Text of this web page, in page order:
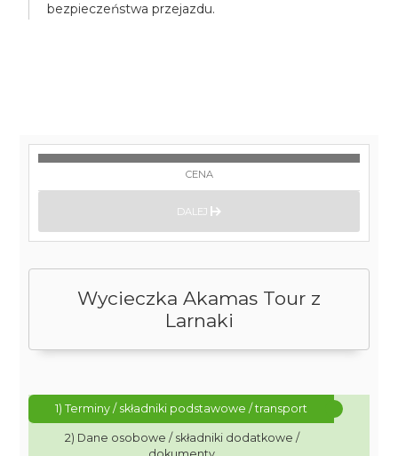
bezpieczeństwa przejazdu.
Wycieczka Akamas Tour z
Larnaki
1) Terminy / składniki podstawowe / transport
2) Dane osobowe / składniki dodatkowe /
CENA
DALEJ